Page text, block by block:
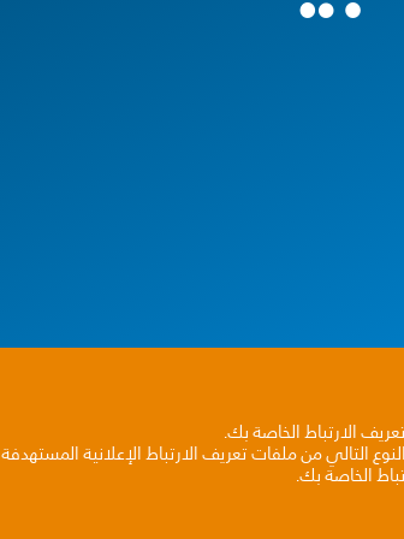
الارتباط الخاصة بك.
التالي من ملفات تعريف الارتباط الإعلانية المستهدفة
الخاصة بك.